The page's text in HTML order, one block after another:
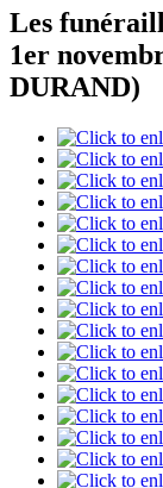
Les
1er
DURAND)